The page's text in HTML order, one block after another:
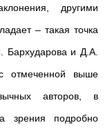
другими
– такая точка
Бархударова и Д.А.
отмеченной выше
авторов, в
зрения подробно